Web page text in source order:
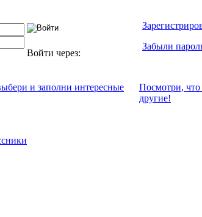
Войти через:
Забыли
и заполни интересные
Посмотри, что
другие!